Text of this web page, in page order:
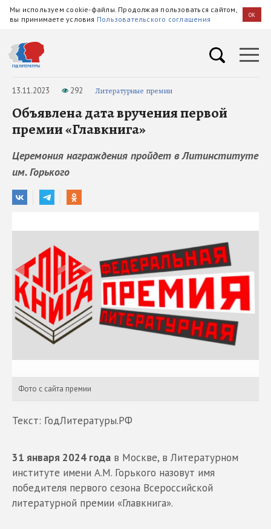
Мы используем cookie-файлы. Продолжая пользоваться сайтом,
вы принимаете условия Пользовательского соглашения OK
13.11.2023 292 Литературные премии
Объявлена дата вручения первой
премии «Главкнига»
Церемония награждения пройдет в Литинституте
им. Горького
Фото с сайта премии
Текст: ГодЛитературы.РФ
31 января 2024 года в Москве, в Литературном
институте имени А.М. Горького назовут имя
победителя первого сезона Всероссийской
литературной премии «Главкнига».